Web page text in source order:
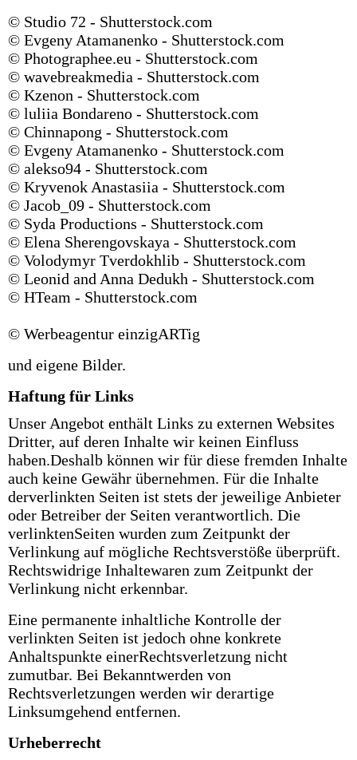
© Studio 72 - Shutterstock.com
© Evgeny Atamanenko - Shutterstock.com
© Photographee.eu - Shutterstock.com
© wavebreakmedia - Shutterstock.com
© Kzenon - Shutterstock.com
© luliia Bondareno - Shutterstock.com
© Chinnapong - Shutterstock.com
© Evgeny Atamanenko - Shutterstock.com
© alekso94 - Shutterstock.com
© Kryvenok Anastasiia - Shutterstock.com
© Jacob_09 - Shutterstock.com
© Syda Productions - Shutterstock.com
© Elena Sherengovskaya - Shutterstock.com
© Volodymyr Tverdokhlib - Shutterstock.com
© Leonid and Anna Dedukh - Shutterstock.com
© HTeam - Shutterstock.com
© Werbeagentur einzigARTig
und eigene Bilder.
Haftung für Links
Unser Angebot enthält Links zu externen Websites
Dritter, auf deren Inhalte wir keinen Einfluss
haben.Deshalb können wir für diese fremden Inhalte
auch keine Gewähr übernehmen. Für die Inhalte
derverlinkten Seiten ist stets der jeweilige Anbieter
oder Betreiber der Seiten verantwortlich. Die
verlinktenSeiten wurden zum Zeitpunkt der
Verlinkung auf mögliche Rechtsverstöße überprüft.
Rechtswidrige Inhaltewaren zum Zeitpunkt der
Verlinkung nicht erkennbar.
Eine permanente inhaltliche Kontrolle der
verlinkten Seiten ist jedoch ohne konkrete
Anhaltspunkte einerRechtsverletzung nicht
zumutbar. Bei Bekanntwerden von
Rechtsverletzungen werden wir derartige
Linksumgehend entfernen.
Urheberrecht